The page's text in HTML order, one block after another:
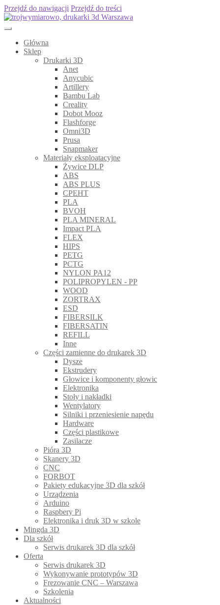
Przejdź do nawigacji Przejdź do treści
Główna
Sklep
Drukarki 3D
Anet
Anycubic
Artillery
Bambu Lab
Creality
Dobot Mooz
Flashforge
Omni3D
Prusa
Snapmaker
Materiały eksploatacyjne
Żywice DLP
ABS
ABS PLUS
CPEHT
PLA
BVOH
PLA MINERAL
Impact PLA
FLEX
HIPS
PETG
PCTG
NYLON PA12
POLIPROPYLEN - PP
WOOD
ZORTRAX
ESD
FIBERSILK
FIBERSATIN
REFILL
Inne
Części zamienne do drukarek 3D
Dysze
Ekstrudery
Głowice i komponenty głowic
Elektronika
Stoły i nakładki
Wentylatory
Silniki i przeniesienie napędu
Hardware
Części plastikowe
Zasilacze
Pióra 3D
Skanery 3D
CNC
FORBOT
Pakiety edukacyjne 3D dla szkół
Urządzenia
Arduino
Raspbery Pi
Elektronika i druk 3D w szkole
Mingda 3D
Dla szkół
Serwis drukarek 3D dla szkół
Oferta
Serwis drukarek 3D
Wykonywanie prototypów 3D
Frezowanie CNC – Warszawa
Szkolenia
Aktualności